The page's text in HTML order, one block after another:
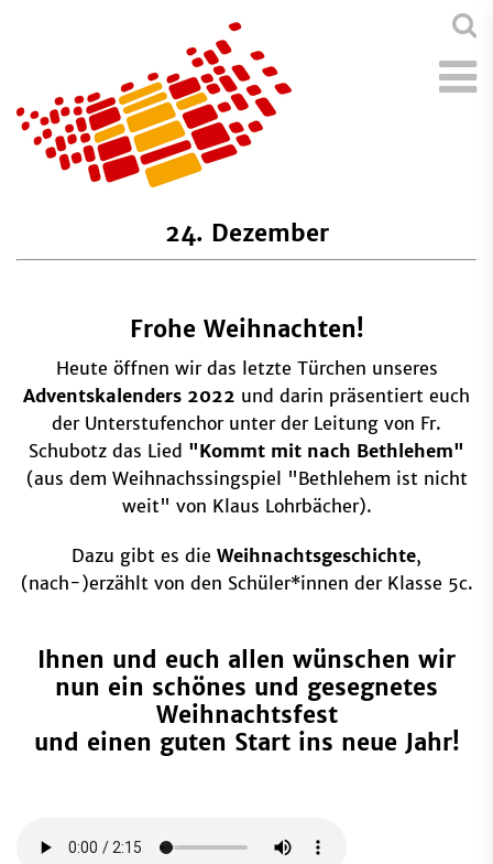
24. Dezember
Frohe Weihnachten!
Heute öffnen wir das letzte Türchen unseres
Adventskalenders 2022 und darin präsentiert euch
der Unterstufenchor unter der Leitung von Fr.
Schubotz das Lied "Kommt mit nach Bethlehem"
(aus dem Weihnachssingspiel "Bethlehem ist nicht
weit" von Klaus Lohrbächer).
Dazu gibt es die Weihnachtsgeschichte,
(nach-)erzählt von den Schüler*innen der Klasse 5c.
Ihnen und euch allen wünschen wir
nun ein schönes und gesegnetes
Weihnachtsfest
und einen guten Start ins neue Jahr!